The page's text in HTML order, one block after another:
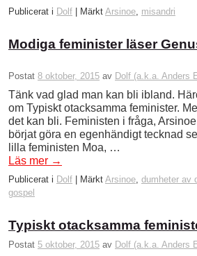
Publicerat i Dolf Märkt Arsinoe, misandri
Modiga feminister läser
Postat 8 oktober, 2015 av Dolf (a.k.a. Anders
Tänk vad glad man kan bli ibland.
om Typiskt otacksamma feminister.
det kan bli. Feministen i fråga,
börjat göra en egenhändigt tecknad
lilla feministen Moa, …
Läs mer →
Publicerat i Dolf Märkt Arsinoe, dumheter av
gospel
Typiskt otacksamma
Postat 5 oktober, 2015 av Dolf (a.k.a. Anders